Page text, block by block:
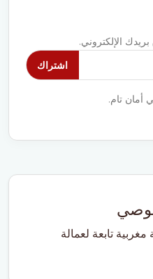
تابعة لعمالة
الإلكتروني.
اشتراك
أمان تام.